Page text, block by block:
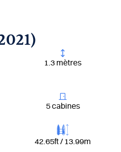
1.3 mètres
5 cabines
42.65ft / 13.99m